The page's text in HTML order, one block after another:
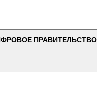
ПРАВИТЕЛЬСТВО